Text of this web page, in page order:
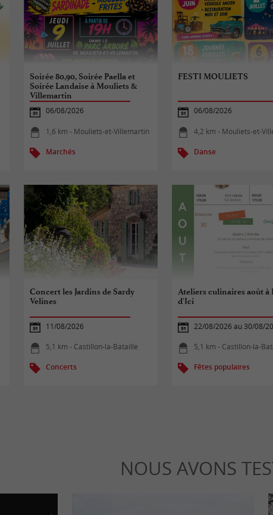
Soirée 80,90, Soirée Paella et
Soirée Landaise à Mouliets &
Villemartin
06/08/2026
1,6 km - Mouliets-et-Villemartin
Marchés
FESTI MOULIETS
06/08/2026
4,2 km - Mouliets-et-
Danse
Concert les Jardins de Sardy
Velines
11/08/2026
5,1 km - Castillon-la-Bataille
Concerts
Ateliers culinaires août à
d'Ici
22/08/2026 au 30/08/
5,1 km - Castillon-la-
Fêtes populaires
NOUS AVONS